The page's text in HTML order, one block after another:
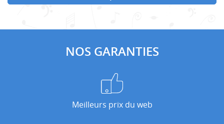
NOS GARANTIES
Meilleurs prix du web